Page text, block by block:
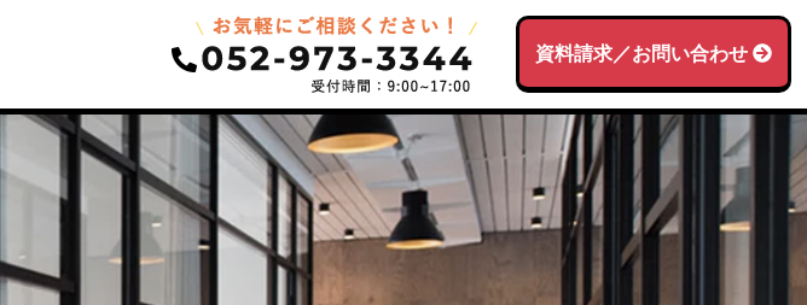
資料請求／お問い合わせ